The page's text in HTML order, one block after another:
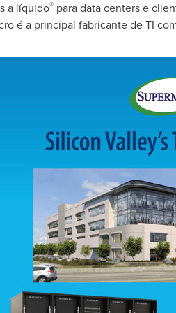
a líquido®para data centers e
é a principal fabricante de TI